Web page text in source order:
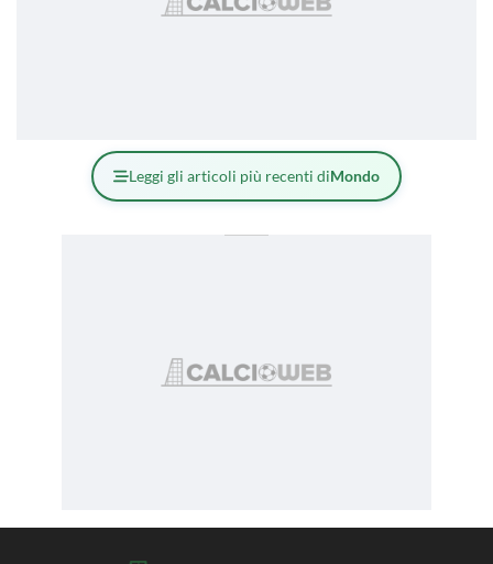
Leggi gli articoli più recenti diMondo